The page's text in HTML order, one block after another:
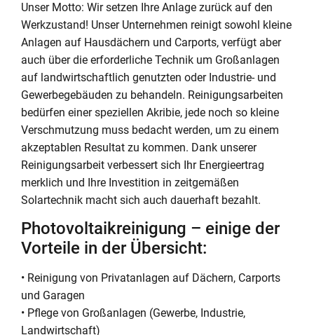
Unser Motto: Wir setzen Ihre Anlage zurück auf den
Werkzustand! Unser Unternehmen reinigt sowohl kleine
Anlagen auf Hausdächern und Carports, verfügt aber
auch über die erforderliche Technik um Großanlagen
auf landwirtschaftlich genutzten oder Industrie- und
Gewerbegebäuden zu behandeln. Reinigungsarbeiten
bedürfen einer speziellen Akribie, jede noch so kleine
Verschmutzung muss bedacht werden, um zu einem
akzeptablen Resultat zu kommen. Dank unserer
Reinigungsarbeit verbessert sich Ihr Energieertrag
merklich und Ihre Investition in zeitgemäßen
Solartechnik macht sich auch dauerhaft bezahlt.
Photovoltaikreinigung – einige der
Vorteile in der Übersicht:
• Reinigung von Privatanlagen auf Dächern, Carports
und Garagen
• Pflege von Großanlagen (Gewerbe, Industrie,
Landwirtschaft)